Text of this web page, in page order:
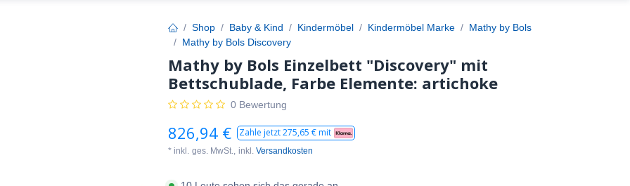
Shop Baby & Kind Kindermöbel Kindermöbel Marke
Mathy by Bols
Mathy by Bols Discovery
Mathy by Bols Einzelbett "Discovery" mit
Bettschublade, Farbe Elemente: artichoke
0 Bewertung
826,94 € Zahle jetzt275,65 € mit
* inkl. ges. MwSt., inkl. Versandkosten